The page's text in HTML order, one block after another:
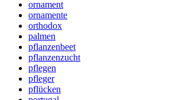
ornament
ornamente
orthodox
palmen
pflanzenbeet
pflanzenzucht
pflegen
pfleger
pflücken